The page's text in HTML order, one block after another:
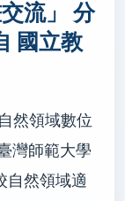
流」 分
國立教
然領域數位
灣師範大學
自然領域適